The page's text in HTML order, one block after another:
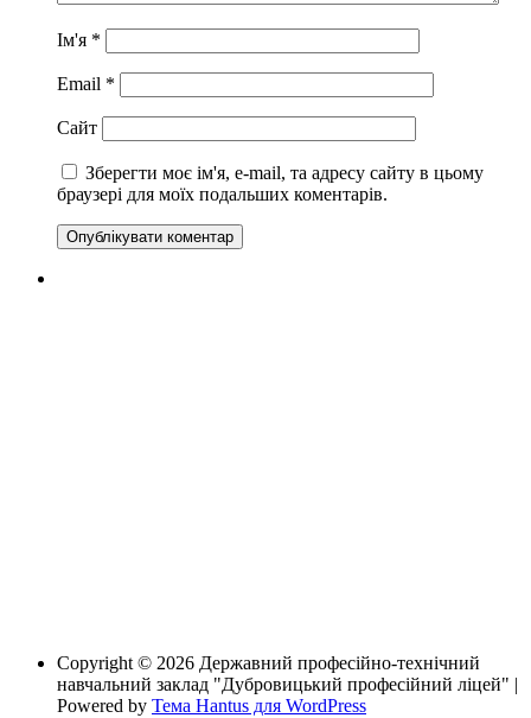
Ім'я *
Email *
Сайт
Зберегти моє ім'я, e-mail, та адресу сайту в цьому
браузері для моїх подальших коментарів.
Copyright © 2026 Державний професійно-технічний
навчальний заклад "Дубровицький професійний ліцей" |
Powered by Тема Hantus для WordPress